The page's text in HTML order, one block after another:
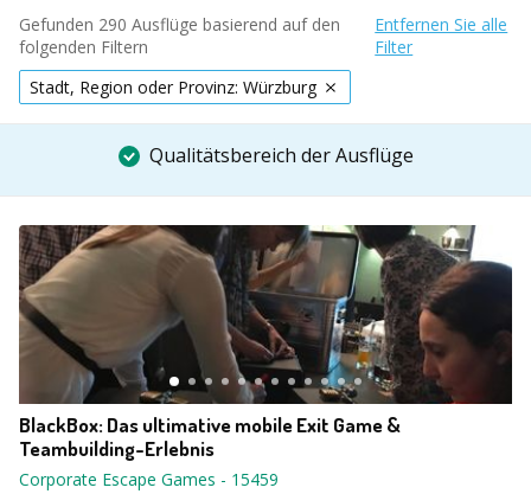
Gefunden 290 Ausflüge basierend auf den
folgenden Filtern
Entfernen Sie alle
Filter
Stadt, Region oder Provinz: Würzburg
Qualitätsbereich der Ausflüge
BlackBox: Das ultimative mobile Exit Game &
Teambuilding-Erlebnis
Corporate Escape Games - 15459